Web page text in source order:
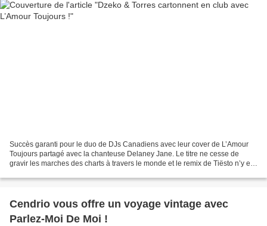
Succès garanti pour le duo de DJs Canadiens avec leur cover de L’Amour
Toujours partagé avec la chanteuse Delaney Jane. Le titre ne cesse de
gravir les marches des charts à travers le monde et le remix de Tiësto n’y est
Cendrio vous offre un voyage vintage avec
Parlez-Moi De Moi !